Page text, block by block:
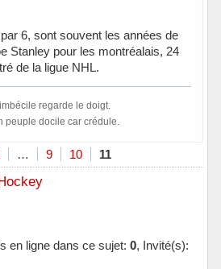
6, sont souvent les années de
Stanley pour les montréalais, 24
de la ligue NHL.
regarde le doigt.
peuple docile car crédule.
… 9 10 11
en ligne dans ce sujet: 0, Invité(s):